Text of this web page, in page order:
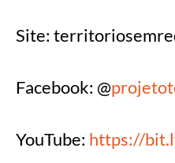
Site:
Facebook: @
YouTube: https://